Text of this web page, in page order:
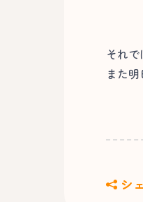
それ
また
シ